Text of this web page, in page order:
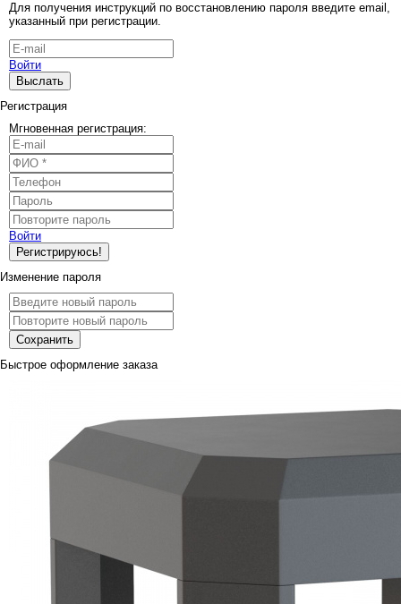
Для получения инструкций по восстановлению пароля введите email,
указанный при регистрации.
Войти
Выслать
Регистрация
Мгновенная регистрация:
Войти
Регистрируюсь!
Изменение пароля
Сохранить
Быстрое оформление заказа